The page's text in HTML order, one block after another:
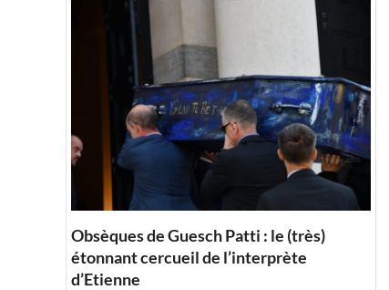
Obsèques de Guesch Patti : le (très)
étonnant cercueil de l’interprète
d’Etienne